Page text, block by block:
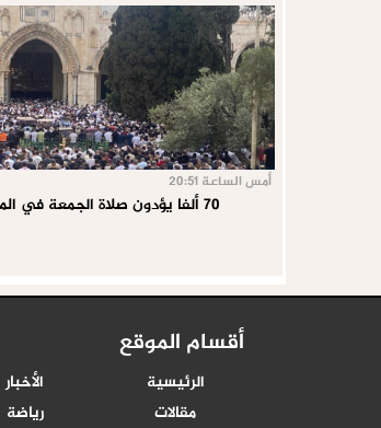
أمس الساعة 20:51
70 ألفا يؤدون صلاة الجمعة في المسجد الأقصى
أقسام الموقع
الرئيسية الأخبار
مقالات
رياضة